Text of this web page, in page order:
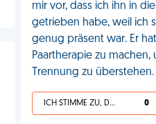
mir vor, dass ich ihn in
getrieben habe, weil ich
genug präsent war. Er
Paartherapie zu
Trennung zu überstehen.
ICH STIMME ZU, DEIN LEBEN IST SCHEISSE 0